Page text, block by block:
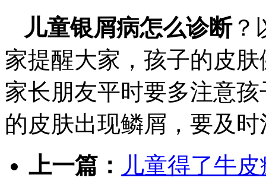
儿童银屑病怎么诊断？
家提醒大家，孩子的皮
家长朋友平时要多注意
的皮肤出现鳞屑，要及时
上一篇： 儿童得了牛